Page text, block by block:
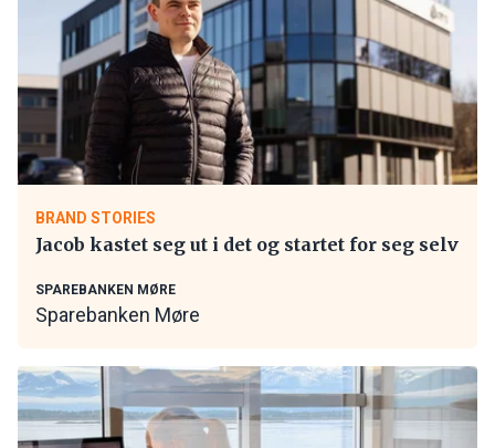
BRAND STORIES
Jacob kastet seg ut i det og startet for seg selv
SPAREBANKEN MØRE
Sparebanken Møre